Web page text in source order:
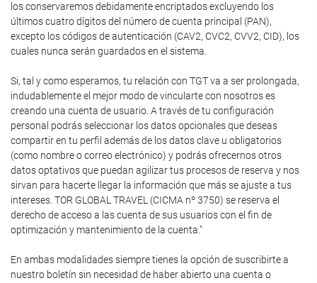
los conservaremos debidamente encriptados excluyendo los
últimos cuatro dígitos del número de cuenta principal (PAN),
excepto los códigos de autenticación (CAV2, CVC2, CVV2, CID), los
cuales nunca serán guardados en el sistema.
Si, tal y como esperamos, tu relación con TGT va a ser prolongada,
indudablemente el mejor modo de vincularte con nosotros es
creando una cuenta de usuario. A través de tu configuración
personal podrás seleccionar los datos opcionales que deseas
compartir en tu perfil además de los datos clave u obligatorios
(como nombre o correo electrónico) y podrás ofrecernos otros
datos optativos que puedan agilizar tus procesos de reserva y nos
sirvan para hacerte llegar la información que más se ajuste a tus
intereses. TOR GLOBAL TRAVEL (CICMA nº 3750) se reserva el
derecho de acceso a las cuenta de sus usuarios con el fin de
optimización y mantenimiento de la cuenta."
En ambas modalidades siempre tienes la opción de suscribirte a
nuestro boletín sin necesidad de haber abierto una cuenta o